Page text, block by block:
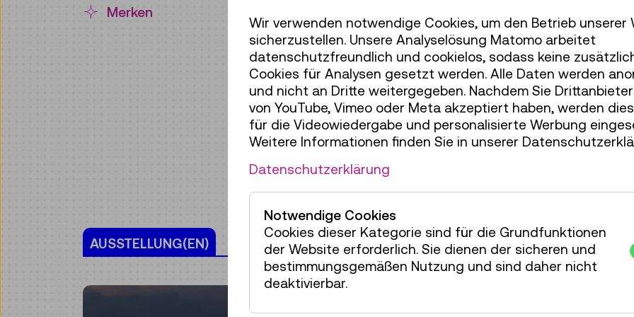
Merken
varikabi ermöglicht 12 verblüffende
Bewältigen von Hindernisparcours
Folgen von dunklen oder hellen Linien
Verfolgen oder Schieben von Objekten
Suchen, Verfolgen oder Umkreisen von Licht
Verfolgen oder Umkreisen von Schatten
Vermeiden von hellen oder dunklen Arealen
AUSSTELLUNG(EN)
Wir verwenden notwendige Cookies, um den Betrieb unserer
sicherzustellen. Unsere Analyselösung Matomo arbeitet
datenschutzfreundlich und cookielos, sodass keine
Cookies für Analysen gesetzt werden. Alle Daten werden
und nicht an Dritte weitergegeben. Nachdem Sie
von YouTube, Vimeo oder Meta akzeptiert haben, werden
für die Videowiedergabe und personalisierte Werbung
Weitere Informationen finden Sie in unserer
Datenschutzerklärung
Notwendige Cookies
Cookies dieser Kategorie sind für die Grundfunktionen
der Website erforderlich. Sie dienen der sicheren und
bestimmungsgemäßen Nutzung und sind daher nicht
deaktivierbar.